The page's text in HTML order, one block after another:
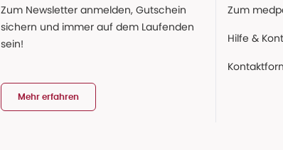
Zum Newsletter anmelden, Gutschein
sichern und immer auf dem Laufenden
sein!
Mehr erfahren
Zum
Hilfe &